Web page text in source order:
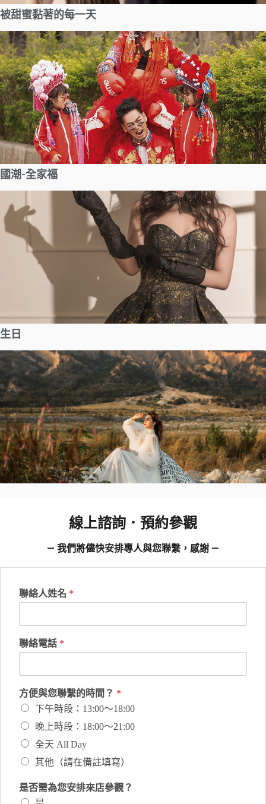
被甜蜜黏著的每一天
國潮-全家福
生日
線上諮詢．預約參觀
— 我們將儘快安排專人與您聯繫，感謝 —
聯絡人姓名 *
聯絡電話 *
方便與您聯繫的時間？ *
下午時段：13:00～18:00
晚上時段：18:00～21:00
全天 All Day
其他（請在備註填寫）
是否需為您安排來店參觀？